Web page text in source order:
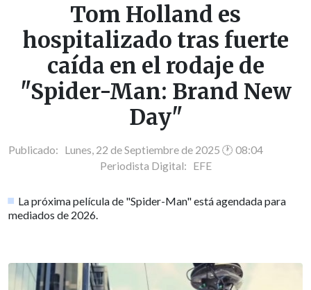
Tom Holland es
hospitalizado tras fuerte
caída en el rodaje de
"Spider-Man: Brand New
Day"
Publicado: Lunes, 22 de Septiembre de 2025 🕐 08:04
Periodista Digital: EFE
La próxima película de "Spider-Man" está agendada para
mediados de 2026.